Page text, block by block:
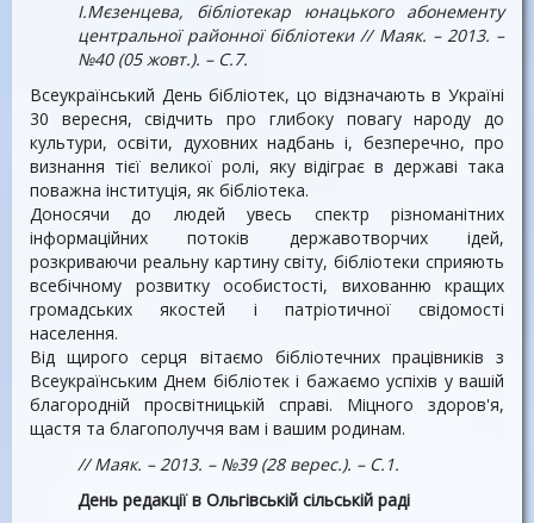
І.Мєзенцева, бібліотекар юнацького абонементу
центральної районної бібліотеки // Маяк. – 2013. –
№40 (05 жовт.). – С.7.
Всеукраїнський День бібліотек, цо відзначають в Україні
30 вересня, свідчить про глибоку повагу народу до
культури, освіти, духовних надбань і, безперечно, про
визнання тієї великої ролі, яку відіграє в державі така
поважна інституція, як бібліотека.
Доносячи до людей увесь спектр різноманітних
інформаційних потоків державотворчих ідей,
розкриваючи реальну картину світу, бібліотеки сприяють
всебічному розвитку особистості, вихованню кращих
громадських якостей і патріотичної свідомості
населення.
Від щирого серця вітаємо бібліотечних працівників з
Всеукраїнським Днем бібліотек і бажаємо успіхів у вашій
благородній просвітницькій справі. Міцного здоров'я,
щастя та благополуччя вам і вашим родинам.
// Маяк. – 2013. – №39 (28 верес.). – С.1.
День редакції в Ольгівській сільській раді